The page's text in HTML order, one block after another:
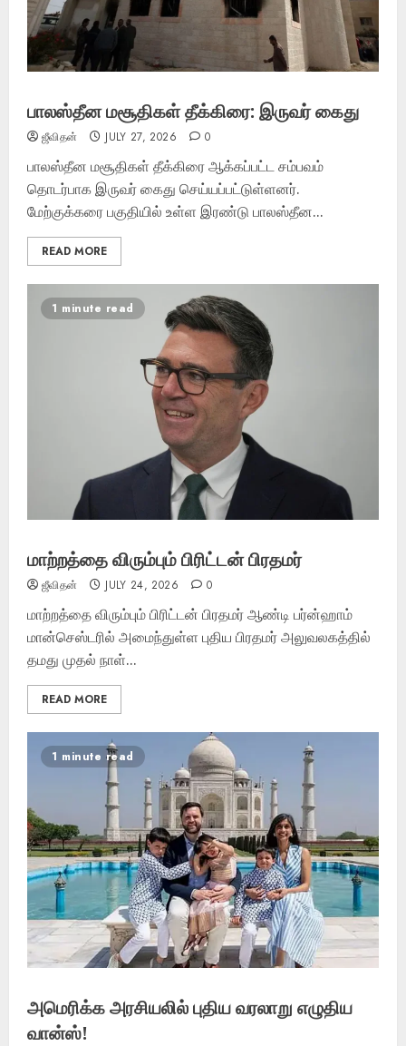
பாலஸ்தீன மசூதிகள் தீக்கிரை: இருவர் கைது
ஜீவிதன் JULY 27, 2026 0
பாலஸ்தீன மசூதிகள் தீக்கிரை ஆக்கப்பட்ட சம்பவம்
தொடர்பாக இருவர் கைது செய்யப்பட்டுள்ளனர்.
மேற்குக்கரை பகுதியில் உள்ள இரண்டு பாலஸ்தீன...
READ MORE
1 minute read
மாற்றத்தை விரும்பும் பிரிட்டன் பிரதமர்
ஜீவிதன் JULY 24, 2026 0
மாற்றத்தை விரும்பும் பிரிட்டன் பிரதமர் ஆண்டி பர்ன்ஹாம்
மான்செஸ்டரில் அமைந்துள்ள புதிய பிரதமர் அலுவலகத்தில்
தமது முதல் நாள்...
READ MORE
1 minute read
அமெரிக்க அரசியலில் புதிய வரலாறு எழுதிய
வான்ஸ்!